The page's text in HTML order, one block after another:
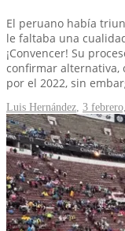
El peruano había
le faltaba una
¡Convencer! Su
confirmar alternativa,
por el 2022, sin
Luis Hernández 3